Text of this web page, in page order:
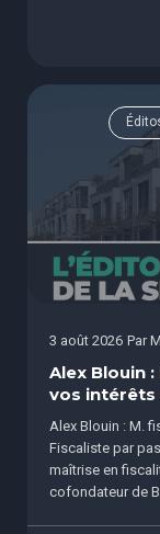
3 août 2026 Par
Alex Blouin
vos
Alex Blouin : M.
Fiscaliste par
maîtrise en
cofondateur de